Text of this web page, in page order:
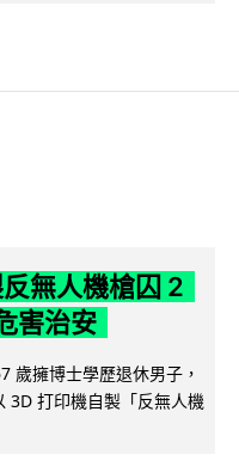
無人機槍囚 2
害治安
歲擁博士學歷退休男子，
3D 打印機自製「反無人機